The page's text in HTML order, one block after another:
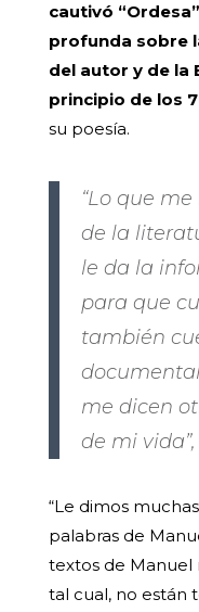
cautivó
profunda sobre
del autor y de la
principio de los
su poesía.
“Lo que
de la
le da la
para que
también
me dicen
de mi
“Le dimos
palabras de
textos de Manuel
tal cual, no están